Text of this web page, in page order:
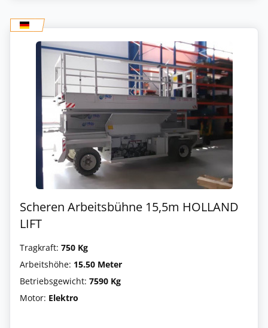
Scheren Arbeitsbühne 15,5m HOLLAND
LIFT
Tragkraft: 750 Kg
Arbeitshöhe: 15.50 Meter
Betriebsgewicht: 7590 Kg
Motor: Elektro